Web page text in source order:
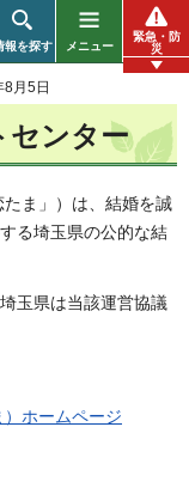
報を探す メニュー
緊急・防
災
月5日
センター
ま」）は、結婚を誠
る埼玉県の公的な結
玉県は当該運営協議
）ホームページ